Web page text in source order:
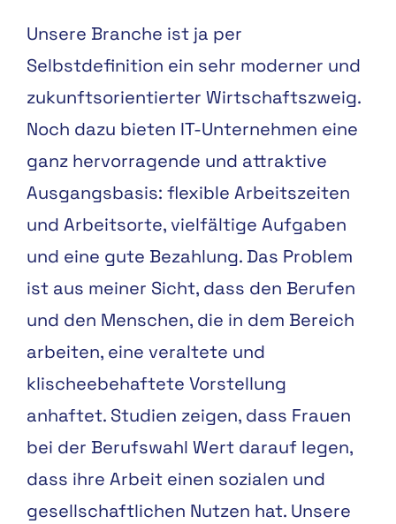
Unsere Branche ist ja per
Selbstdefinition ein sehr moderner und
zukunftsorientierter Wirtschaftszweig.
Noch dazu bieten IT-Unternehmen eine
ganz hervorragende und attraktive
Ausgangsbasis: flexible Arbeitszeiten
und Arbeitsorte, vielfältige Aufgaben
und eine gute Bezahlung. Das Problem
ist aus meiner Sicht, dass den Berufen
und den Menschen, die in dem Bereich
arbeiten, eine veraltete und
klischeebehaftete Vorstellung
anhaftet. Studien zeigen, dass Frauen
bei der Berufswahl Wert darauf legen,
dass ihre Arbeit einen sozialen und
gesellschaftlichen Nutzen hat. Unsere